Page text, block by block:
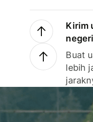
Kirim
Buat
lebih